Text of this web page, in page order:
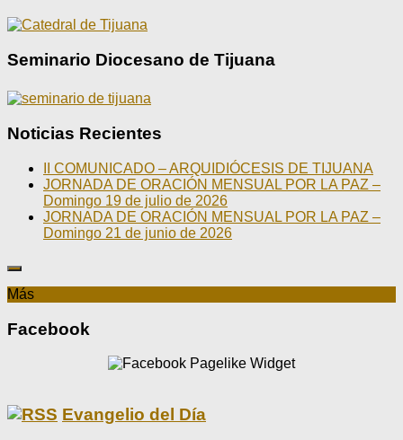
Seminario Diocesano de Tijuana
Noticias Recientes
II COMUNICADO – ARQUIDIÓCESIS DE TIJUANA
JORNADA DE ORACIÓN MENSUAL POR LA PAZ –
Domingo 19 de julio de 2026
JORNADA DE ORACIÓN MENSUAL POR LA PAZ –
Domingo 21 de junio de 2026
Más
Facebook
Evangelio del Día